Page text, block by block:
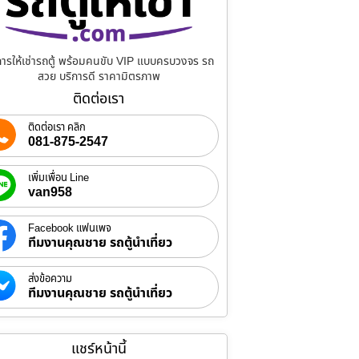
รให้เช่ารถตู้ พร้อมคนขับ VIP แบบครบวงจร รถ
สวย บริการดี ราคามิตรภาพ
ติดต่อเรา
ติดต่อเรา คลิก
081-875-2547
เพิ่มเพื่อน Line
van958
Facebook แฟนเพจ
ทีมงานคุณชาย รถตู้นำเที่ยว
ส่งข้อความ
ทีมงานคุณชาย รถตู้นำเที่ยว
แชร์หน้านี้